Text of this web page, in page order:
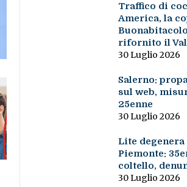
Traffico di
America, la
rifornito il
30 Luglio 2026
Salerno:
sul web,
25enne
30 Luglio 2026
Lite degenera
Piemonte:
coltello,
30 Luglio 2026